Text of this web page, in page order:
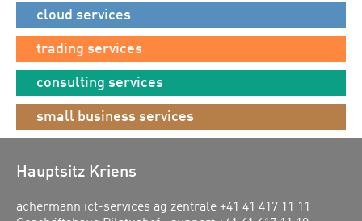
cloud services
trading services
consulting services
small business services
Hauptsitz Kriens
achermann ict-services ag zentrale +41 41 417 11 11